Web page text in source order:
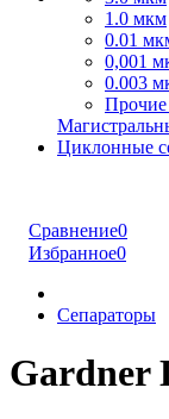
1.0 мкм
0.01
0,001
0.003
Прочие
Циклонные
Сравнение0
Избранное0
Сепараторы
Gardner